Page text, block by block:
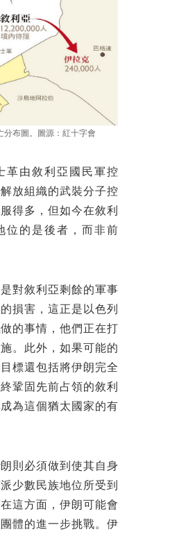
分布圖。圖源：紅十字會
革由敘利亞國民軍控
放組織的武裝分子控
得多，但如今在敘利
位的是後者，而非前
對敘利亞剩餘的軍事
損害，這正是以色列
的事情，他們正在打
。此外，如果可能的
標還包括將伊朗完全
鞏固先前占領的敘利
為這個猶太國家的有
則必須做到使其自身
少數民族地位所受到
這方面，伊朗可能會
體的進一步挑戰。伊